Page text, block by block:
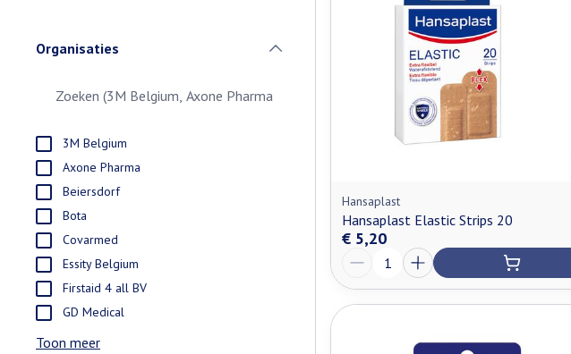
Organisaties
3M Belgium
Axone Pharma
Beiersdorf
Bota
Covarmed
Essity Belgium
Firstaid 4 all BV
GD Medical
Toon meer
Hansaplast
Hansaplast Elastic Strips 20
€ 5,20